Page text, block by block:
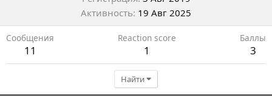
Активность 19 Авг 2025
Сообщения
11
Reaction score
1
Баллы
3
Найти